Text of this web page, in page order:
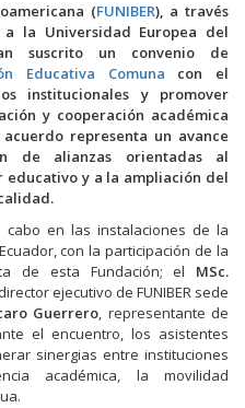
(FUNIBER), a través
la Universidad Europea del
suscrito un convenio de
Educativa Comuna con el
institucionales y promover
y cooperación académica
representa un avance
de alianzas orientadas al
y a la ampliación del
en las instalaciones de la
con la participación de la
de esta Fundación; el MSc.
ejecutivo de FUNIBER sede
Guerrero, representante de
el encuentro, los asistentes
sinergias entre instituciones
académica, la movilidad